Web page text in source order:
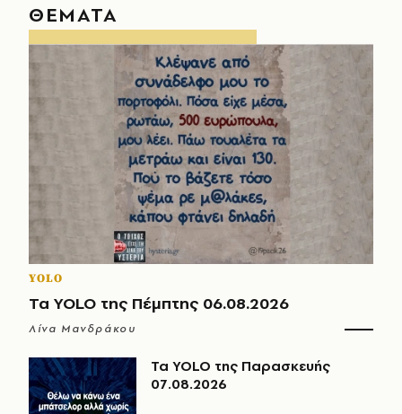
ΘΕΜΑΤΑ
YOLO
Τα YOLO της Πέμπτης 06.08.2026
Λίνα Μανδράκου
Τα YOLO της Παρασκευής
07.08.2026